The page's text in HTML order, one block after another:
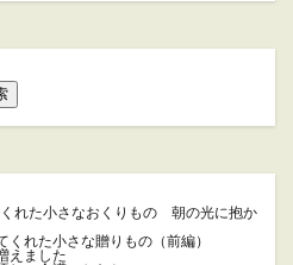
れた小さなおくりもの 朝の光に抱か
れた小さな贈りもの（前編）
えました